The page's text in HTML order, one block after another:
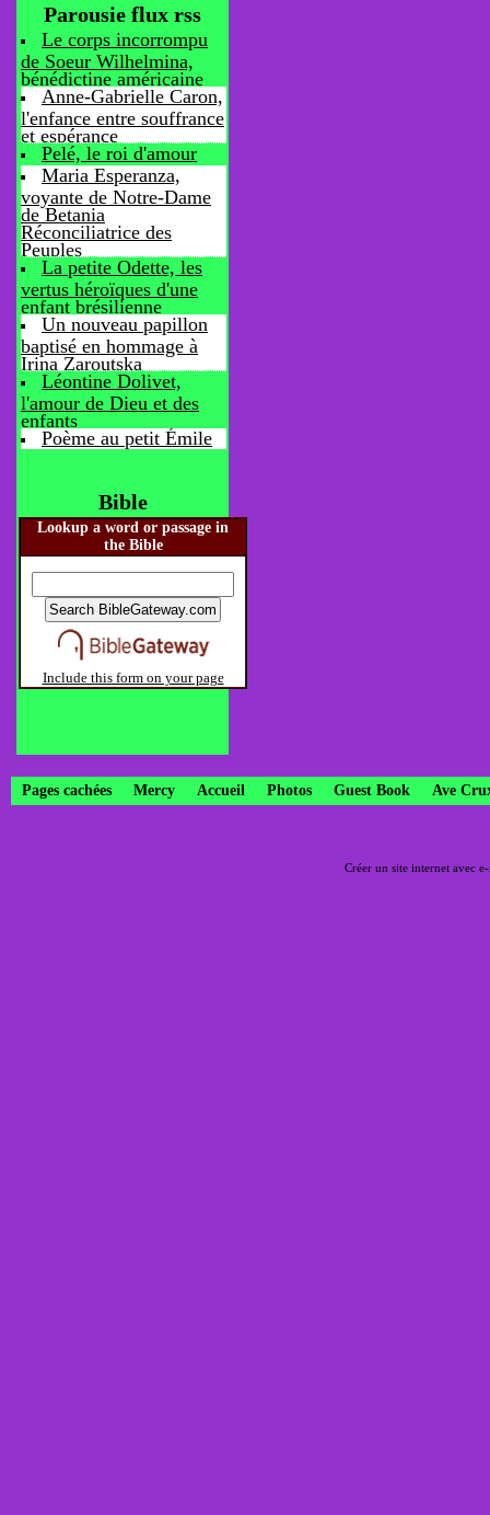
Parousie flux rss
Le corps incorrompu
de Soeur Wilhelmina,
bénédictine américaine
Anne-Gabrielle Caron,
l'enfance entre souffrance
et espérance
Pelé, le roi d'amour
Maria Esperanza,
voyante de Notre-Dame
de Betania
Réconciliatrice des
Peuples
La petite Odette, les
vertus héroïques d'une
enfant brésilienne
Un nouveau papillon
baptisé en hommage à
Irina Zaroutska
Léontine Dolivet,
l'amour de Dieu et des
enfants
Poème au petit Émile
Bible
Lookup a word or passage in
the Bible
Include this form on your page
Pages cachées Mercy Accueil Photos Guest Book Ave
Créer un site internet avec